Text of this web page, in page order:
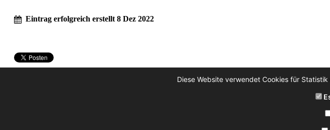
Eintrag erfolgreich erstellt 8 Dez 2022
Diese Website verwendet Cookies für